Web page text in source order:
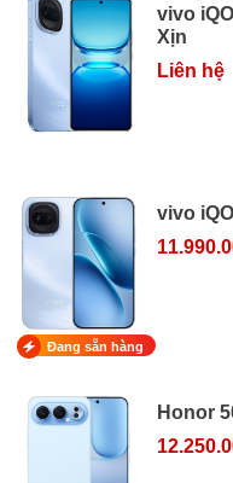
vivo
Xịn
Liên hệ
vivo
Đang sẵn hàng
Honor